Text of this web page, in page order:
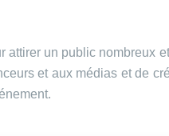
un public nombreux
et aux médias et de